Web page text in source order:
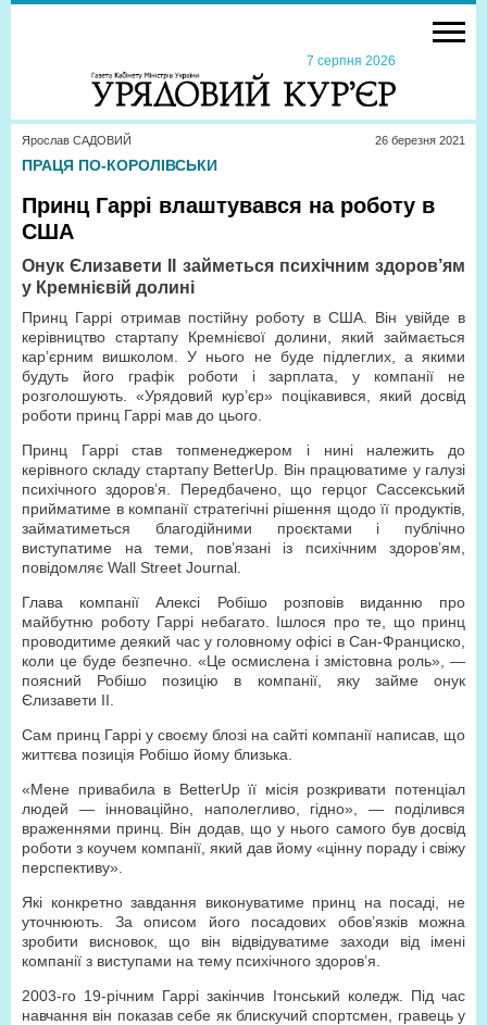
7 серпня 2026
Ярослав САДОВИЙ 26 березня 2021
ПРАЦЯ ПО-КОРОЛІВСЬКИ
Принц Гаррі влаштувався на роботу в
США
Онук Єлизавети II займеться психічним здоров’ям
у Кремнієвій долині
Принц Гаррі отримав постійну роботу в США. Він увійде в
керівництво стартапу Кремнієвої долини, який займається
кар’єрним вишколом. У нього не буде підлеглих, а якими
будуть його графік роботи і зарплата, у компанії не
розголошують. «Урядовий кур’єр» поцікавився, який досвід
роботи принц Гаррі мав до цього.
Принц Гаррі став топменеджером і нині належить до
керівного складу стартапу BetterUp. Він працюватиме у галузі
психічного здоров’я. Передбачено, що герцог Сассекський
прийматиме в компанії стратегічні рішення щодо її продуктів,
займатиметься благодійними проєктами і публічно
виступатиме на теми, пов’язані із психічним здоров’ям,
повідомляє Wall Street Journal.
Глава компанії Алексі Робішо розповів виданню про
майбутню роботу Гаррі небагато. Ішлося про те, що принц
проводитиме деякий час у головному офісі в Сан-Франциско,
коли це буде безпечно. «Це осмислена і змістовна роль», —
поясний Робішо позицію в компанії, яку займе онук
Єлизавети II.
Сам принц Гаррі у своєму блозі на сайті компанії написав, що
життєва позиція Робішо йому близька.
«Мене привабила в BetterUp її місія розкривати потенціал
людей — інноваційно, наполегливо, гідно», — поділився
враженнями принц. Він додав, що у нього самого був досвід
роботи з коучем компанії, який дав йому «цінну пораду і свіжу
перспективу».
Які конкретно завдання виконуватиме принц на посаді, не
уточнюють. За описом його посадових обов’язків можна
зробити висновок, що він відвідуватиме заходи від імені
компанії з виступами на тему психічного здоров’я.
2003-го 19-річним Гаррі закінчив Ітонський коледж. Під час
навчання він показав себе як блискучий спортсмен, гравець у